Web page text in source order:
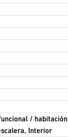
/ habitación
Interior